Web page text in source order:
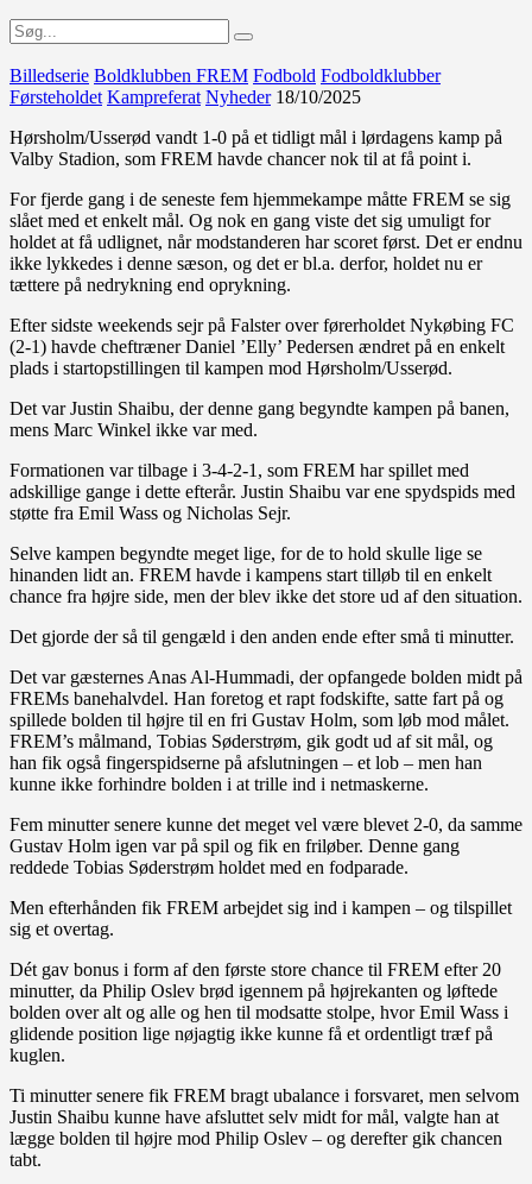
Billedserie Boldklubben FREM Fodbold Fodboldklubber
Førsteholdet Kampreferat Nyheder 18/10/2025
Hørsholm/Usserød vandt 1-0 på et tidligt mål i lørdagens kamp på
Valby Stadion, som FREM havde chancer nok til at få point i.
For fjerde gang i de seneste fem hjemmekampe måtte FREM se sig
slået med et enkelt mål. Og nok en gang viste det sig umuligt for
holdet at få udlignet, når modstanderen har scoret først. Det er endnu
ikke lykkedes i denne sæson, og det er bl.a. derfor, holdet nu er
tættere på nedrykning end oprykning.
Efter sidste weekends sejr på Falster over førerholdet Nykøbing FC
(2-1) havde cheftræner Daniel ’Elly’ Pedersen ændret på en enkelt
plads i startopstillingen til kampen mod Hørsholm/Usserød.
Det var Justin Shaibu, der denne gang begyndte kampen på banen,
mens Marc Winkel ikke var med.
Formationen var tilbage i 3-4-2-1, som FREM har spillet med
adskillige gange i dette efterår. Justin Shaibu var ene spydspids med
støtte fra Emil Wass og Nicholas Sejr.
Selve kampen begyndte meget lige, for de to hold skulle lige se
hinanden lidt an. FREM havde i kampens start tilløb til en enkelt
chance fra højre side, men der blev ikke det store ud af den situation.
Det gjorde der så til gengæld i den anden ende efter små ti minutter.
Det var gæsternes Anas Al-Hummadi, der opfangede bolden midt på
FREMs banehalvdel. Han foretog et rapt fodskifte, satte fart på og
spillede bolden til højre til en fri Gustav Holm, som løb mod målet.
FREM’s målmand, Tobias Søderstrøm, gik godt ud af sit mål, og
han fik også fingerspidserne på afslutningen – et lob – men han
kunne ikke forhindre bolden i at trille ind i netmaskerne.
Fem minutter senere kunne det meget vel være blevet 2-0, da samme
Gustav Holm igen var på spil og fik en friløber. Denne gang
reddede Tobias Søderstrøm holdet med en fodparade.
Men efterhånden fik FREM arbejdet sig ind i kampen – og tilspillet
sig et overtag.
Dét gav bonus i form af den første store chance til FREM efter 20
minutter, da Philip Oslev brød igennem på højrekanten og løftede
bolden over alt og alle og hen til modsatte stolpe, hvor Emil Wass i
glidende position lige nøjagtig ikke kunne få et ordentligt træf på
kuglen.
Ti minutter senere fik FREM bragt ubalance i forsvaret, men selvom
Justin Shaibu kunne have afsluttet selv midt for mål, valgte han at
lægge bolden til højre mod Philip Oslev – og derefter gik chancen
tabt.